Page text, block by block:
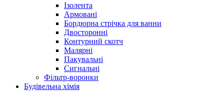
Ізолента
Армовані
Бордюрна стрічка для ванни
Двосторонні
Контурний скотч
Малярні
Пакувальні
Сигнальні
Фільтр-воронки
Будівельна хімія